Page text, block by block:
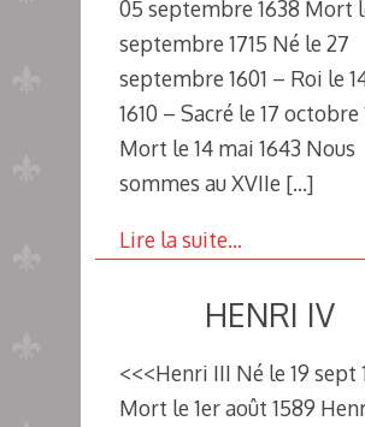
05 septembre 1638 Mort
septembre 1715 Né le 27
septembre 1601 – Roi le
1610 – Sacré le 17 octobre
Mort le 14 mai 1643 Nous
sommes au XVIIe […]
Lire la suite…
HENRI IV
<<<Henri III Né le 19 sept
Mort le 1er août 1589